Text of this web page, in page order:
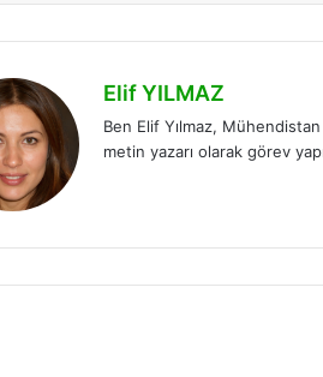
Elif YILMAZ
Ben Elif Yılmaz,
metin yazarı olarak görev